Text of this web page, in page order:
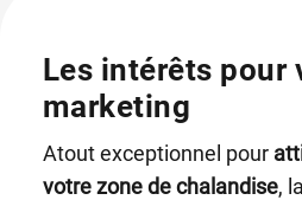
Les intérêts pour
marketing
Atout exceptionnel pour
votre zone de chalandise,